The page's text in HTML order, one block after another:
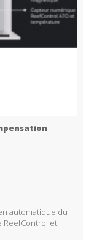
automatique du
ReefControl et